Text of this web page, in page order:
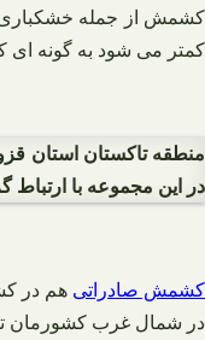
کمتر می شود به گونه ای که در حال حاضر به
منطقه تاکستان استان
در این مجموعه با
کشمش صادراتی هم در
در شمال غرب کشورمان